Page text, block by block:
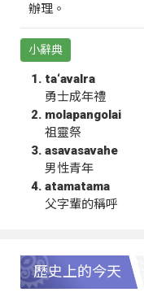
辦理。
小辭典
ta‘avalra
勇士成年禮
molapangolai
祖靈祭
asavasavahe
男性青年
atamatama
父字輩的稱呼
歷史上的今天